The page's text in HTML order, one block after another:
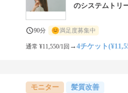
のシステムトリ
90分 満足度募集中
通常 ¥11,550/1回 →4チケット
モニター 髪質改善